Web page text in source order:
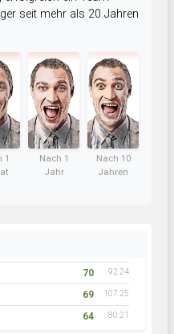
seit mehr als 20 Jahren
1
Nach 1
Jahr
Nach 10
Jahren
70 92:24
69 107:25
64 80:21